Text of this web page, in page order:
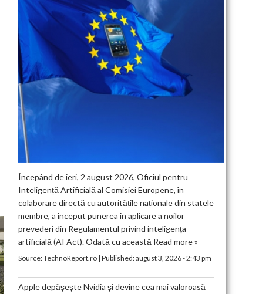
Începând de ieri, 2 august 2026, Oficiul pentru
Inteligență Artificială al Comisiei Europene, în
colaborare directă cu autoritățile naționale din statele
membre, a început punerea în aplicare a noilor
prevederi din Regulamentul privind inteligența
artificială (AI Act). Odată cu această Read more »
Source:TechnoReport.ro| Published:august 3, 2026 - 2:43 pm
Apple depășește Nvidia și devine cea mai valoroasă